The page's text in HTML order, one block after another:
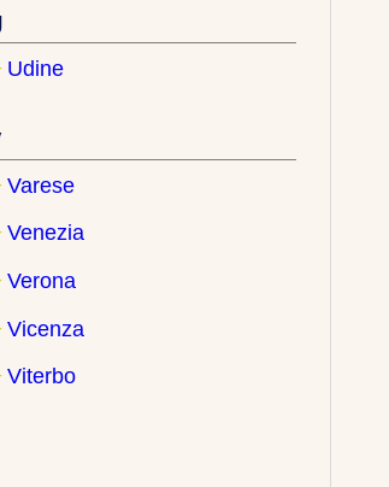
Udine
Varese
Venezia
Verona
Vicenza
Viterbo